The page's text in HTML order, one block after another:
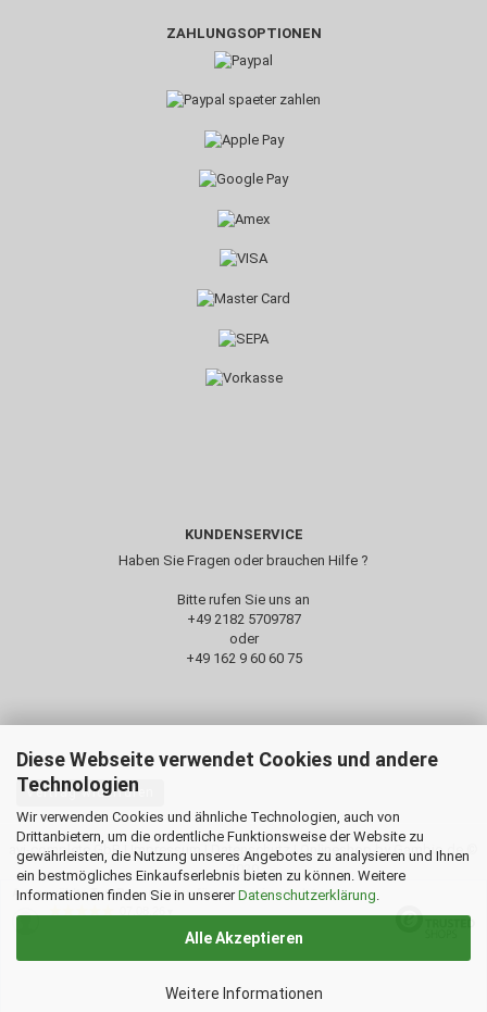
Diese Webseite verwendet Cookies und andere
Technologien
Wir verwenden Cookies und ähnliche Technologien, auch von
Drittanbietern, um die ordentliche Funktionsweise der Website zu
gewährleisten, die Nutzung unseres Angebotes zu analysieren und Ihnen
ein bestmögliches Einkaufserlebnis bieten zu können. Weitere
Informationen finden Sie in unsererDatenschutzerklärung.
Alle Akzeptieren
Weitere Informationen
ZAHLUNGSOPTIONEN
KUNDENSERVICE
Haben Sie Fragen oder brauchen Hilfe ?
Bitte rufen Sie uns an
+49 2182 5709787‬
oder
+49 162 9 60 60 75
Vertrag widerrufen
avi-complete GbR | Impressum|Datenschutz| Onlineshop by Gambio.de ©
2020
Ausgewählte Top-Bewertungen für www.avi-complete.de